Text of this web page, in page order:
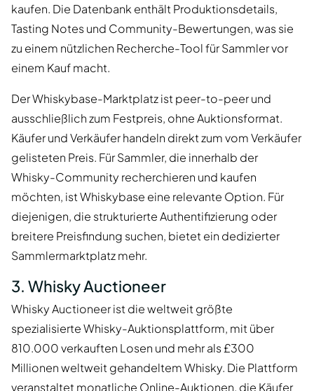
kaufen. Die Datenbank enthält Produktionsdetails,
Tasting Notes und Community-Bewertungen, was sie
zu einem nützlichen Recherche-Tool für Sammler vor
einem Kauf macht.
Der Whiskybase-Marktplatz ist peer-to-peer und
ausschließlich zum Festpreis, ohne Auktionsformat.
Käufer und Verkäufer handeln direkt zum vom Verkäufer
gelisteten Preis. Für Sammler, die innerhalb der
Whisky-Community recherchieren und kaufen
möchten, ist Whiskybase eine relevante Option. Für
diejenigen, die strukturierte Authentifizierung oder
breitere Preisfindung suchen, bietet ein dedizierter
Sammlermarktplatz mehr.
3. Whisky Auctioneer
Whisky Auctioneer ist die weltweit größte
spezialisierte Whisky-Auktionsplattform, mit über
810.000 verkauften Losen und mehr als £300
Millionen weltweit gehandeltem Whisky. Die Plattform
veranstaltet monatliche Online-Auktionen, die Käufer